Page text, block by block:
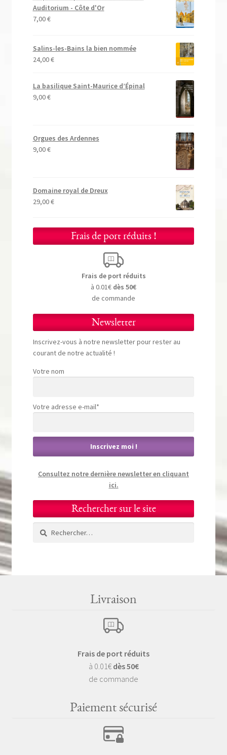
Auditorium - Côte d'Or
7,00€
Salins-les-Bains la bien nommée
24,00€
La basilique Saint-Maurice d’Épinal
9,00€
Orgues des Ardennes
9,00€
Domaine royal de Dreux
29,00€
Frais de port réduits !
Frais de port réduits
à 0.01€ dès 50€
de commande
Newsletter
Inscrivez-vous à notre newsletter pour rester au
courant de notre actualité !
Votre nom
Votre adresse e-mail*
Consultez notre dernière newsletter en cliquant
ici.
Rechercher sur le site
Rechercher :
Livraison
Frais de port réduits
à 0.01€ dès 50€
de commande
Paiement sécurisé